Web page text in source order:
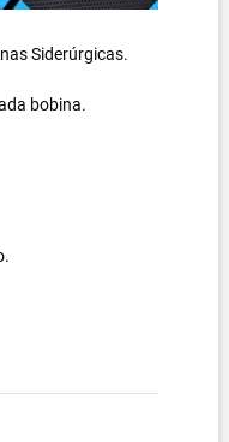
Siderúrgicas.
bobina.